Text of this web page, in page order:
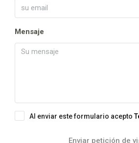
Mensaje
Al enviar este formulario acepto
Enviar petición de